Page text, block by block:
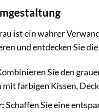
ist ein wahrer
und entdecken Sie
Sie den
farbigen Kissen,
Schaffen Sie eine